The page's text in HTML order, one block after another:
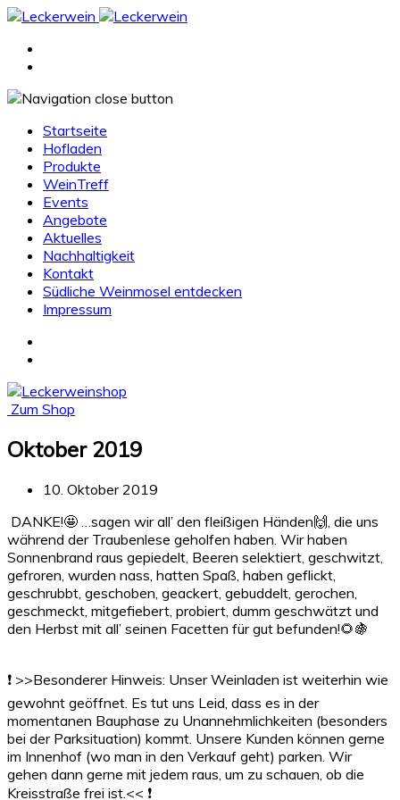
Startseite
Hofladen
Produkte
WeinTreff
Events
Angebote
Aktuelles
Nachhaltigkeit
Kontakt
Südliche Weinmosel entdecken
Impressum
Zum Shop
Oktober 2019
10. Oktober 2019
DANKE!🤩 …sagen wir all’ den fleißigen Händen🙌 , die uns
während der Traubenlese geholfen haben. Wir haben
Sonnenbrand raus gepiedelt, Beeren selektiert, geschwitzt,
gefroren, wurden nass, hatten Spaß, haben geflickt,
geschrubbt, geschoben, geackert, gebuddelt, gerochen,
geschmeckt, mitgefiebert, probiert, dumm geschwätzt und
den Herbst mit all’ seinen Facetten für gut befunden!🌻🍇
❗️ >>Besonderer Hinweis: Unser Weinladen ist weiterhin wie
gewohnt geöffnet. Es tut uns Leid, dass es in der
momentanen Bauphase zu Unannehmlichkeiten (besonders
bei der Parksituation) kommt. Unsere Kunden können gerne
im Innenhof (wo man in den Verkauf geht) parken. Wir
gehen dann gerne mit jedem raus, um zu schauen, ob die
Kreisstraße frei ist.<< ❗️